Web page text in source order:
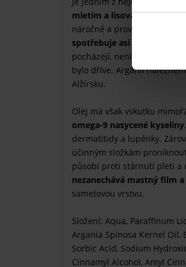
mletím a lisováním
náročné a provádí se ručně.
spotřebuje asi 30 kg plodů
pocházejí, není v dnešní
bylo dříve. Argánii
Alžírsku.
Olej má však vskutku
omega-9 nasycené kyseliny
dermatitidy a lupénky.
účinným složkám
působí proti stárnutí pleti a
nezanechává mastný film
sametovou vrstvu.
Složení: Aqua, Paraffinum
Argania Spinosa Kernel Oil,
Sorbic Acid, Sodium
Cinnamyl Alcohol, Amyl